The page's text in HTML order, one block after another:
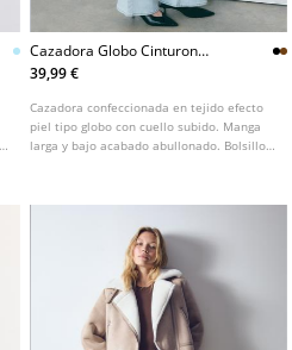
Cazadora Globo Cinturon
Efecto Piel L01718470
39,99 €
Cazadora confeccionada en tejido efecto
piel tipo globo con cuello subido. Manga
larga y bajo acabado abullonado. Bolsillos